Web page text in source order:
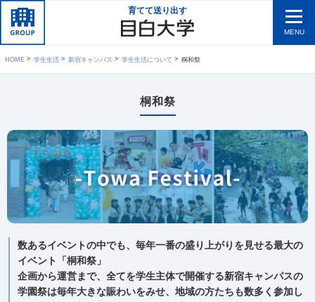
育てて送り出す
MENU
HOME 学生生活 新宿キャンパス 学生生活について 桐和祭
桐和祭
数あるイベントの中でも、毎年一番の盛り上がりを見せる最大の
イベント「桐和祭」
企画から運営まで、全てを学生主体で開催する新宿キャンパスの
学園祭は毎年大きな賑わいをみせ、地域の方たちも数多く参加し